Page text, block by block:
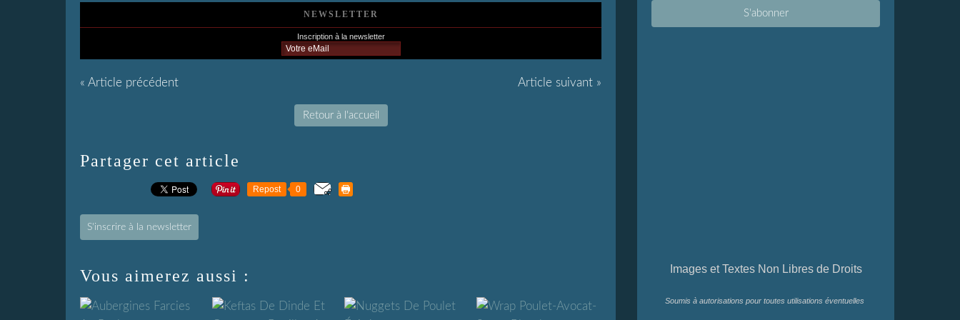
NEWSLETTER
Inscription à la newsletter
« Article précédent Article suivant »
Retour à l'accueil
Partager cet article
Repost 0
S'inscrire à la newsletter
Vous aimerez aussi : Images et Textes Non Libres de Droits
Soumis à autorisations pour toutes utilisations éventuelles